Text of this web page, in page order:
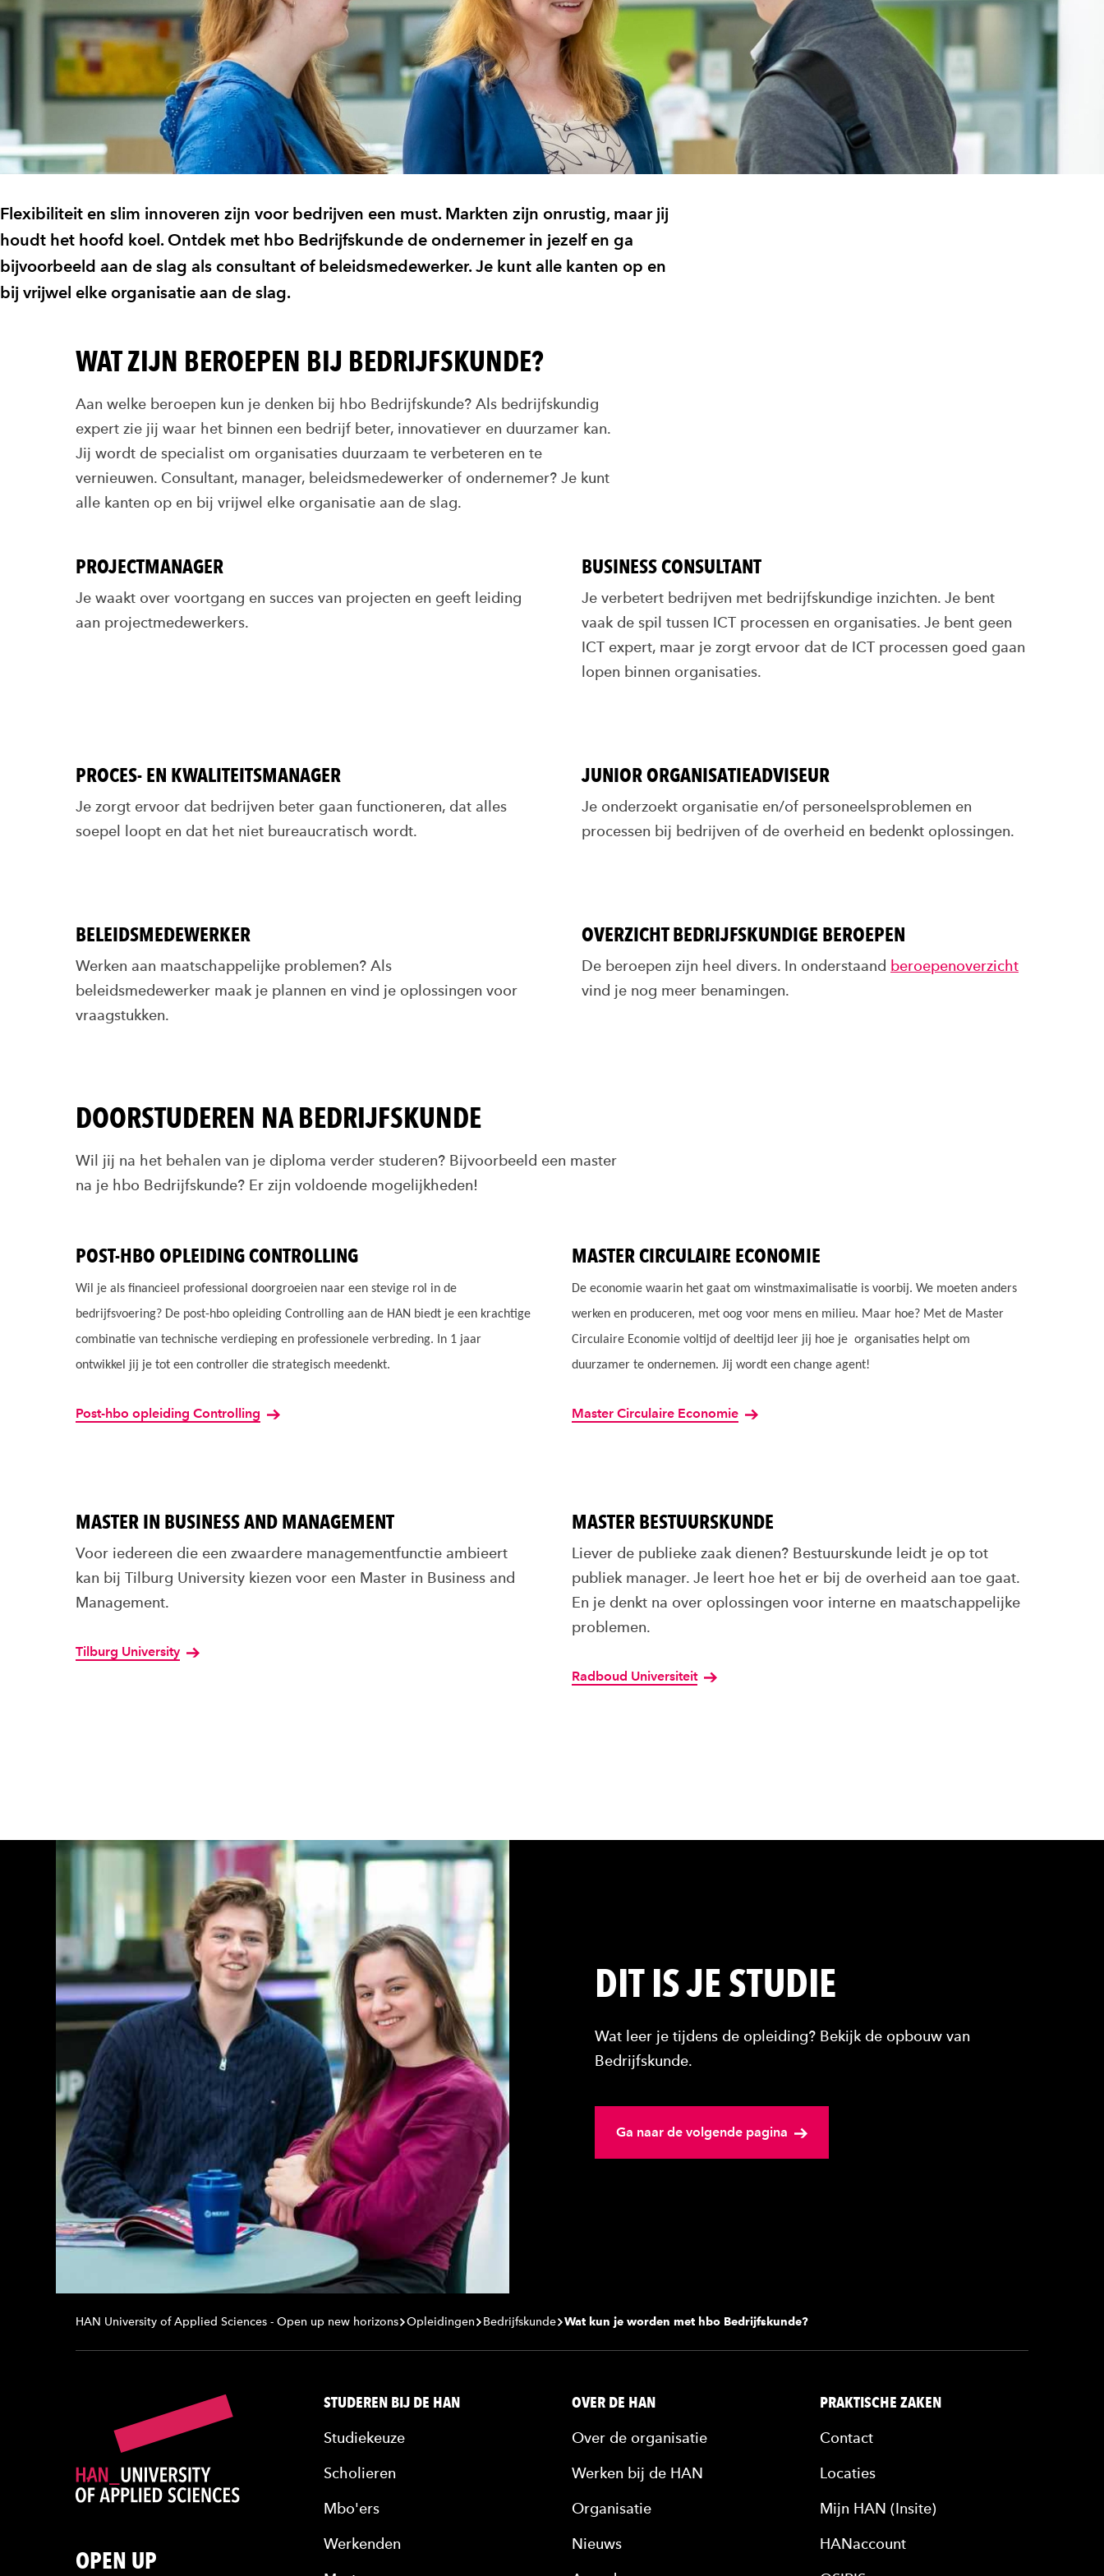
Flexibiliteit en slim innoveren zijn voor bedrijven een must. Markten zijn onrustig, maar jij
houdt het hoofd koel. Ontdek met hbo Bedrijfskunde de ondernemer in jezelf en ga
bijvoorbeeld aan de slag als consultant of beleidsmedewerker. Je kunt alle kanten op en
bij vrijwel elke organisatie aan de slag.
WAT ZIJN BEROEPEN BIJ BEDRIJFSKUNDE?
Aan welke beroepen kun je denken bij hbo Bedrijfskunde? Als bedrijfskundig
expert zie jij waar het binnen een bedrijf beter, innovatiever en duurzamer kan.
Jij wordt de specialist om organisaties duurzaam te verbeteren en te
vernieuwen. Consultant, manager, beleidsmedewerker of ondernemer? Je kunt
alle kanten op en bij vrijwel elke organisatie aan de slag.
PROJECTMANAGER
Je waakt over voortgang en succes van projecten en geeft leiding
aan projectmedewerkers.
BUSINESS CONSULTANT
Je verbetert bedrijven met bedrijfskundige inzichten. Je bent
vaak de spil tussen ICT processen en organisaties. Je bent geen
ICT expert, maar je zorgt ervoor dat de ICT processen goed gaan
lopen binnen organisaties.
PROCES- EN KWALITEITSMANAGER
Je zorgt ervoor dat bedrijven beter gaan functioneren, dat alles
soepel loopt en dat het niet bureaucratisch wordt.
JUNIOR ORGANISATIEADVISEUR
Je onderzoekt organisatie en/of personeelsproblemen en
processen bij bedrijven of de overheid en bedenkt oplossingen.
BELEIDSMEDEWERKER
Werken aan maatschappelijke problemen? Als
beleidsmedewerker maak je plannen en vind je oplossingen voor
vraagstukken.
OVERZICHT BEDRIJFSKUNDIGE BEROEPEN
De beroepen zijn heel divers. In onderstaand beroepenoverzicht
vind je nog meer benamingen.
DOORSTUDEREN NA BEDRIJFSKUNDE
Wil jij na het behalen van je diploma verder studeren? Bijvoorbeeld een master
na je hbo Bedrijfskunde? Er zijn voldoende mogelijkheden!
POST-HBO OPLEIDING CONTROLLING
Wil je als financieel professional doorgroeien naar een stevige rol in de
bedrijfsvoering? De post-hbo opleiding Controlling aan de HAN biedt je een krachtige
combinatie van technische verdieping en professionele verbreding. In 1 jaar
ontwikkel jij je tot een controller die strategisch meedenkt.
Post-hbo opleiding Controlling
MASTER CIRCULAIRE ECONOMIE
De economie waarin het gaat om winstmaximalisatie is voorbij. We moeten anders
werken en produceren, met oog voor mens en milieu. Maar hoe? Met de Master
Circulaire Economie voltijd of deeltijd leer jij hoe je organisaties helpt om
duurzamer te ondernemen. Jij wordt een change agent!
Master Circulaire Economie
MASTER IN BUSINESS AND MANAGEMENT
Voor iedereen die een zwaardere managementfunctie ambieert
kan bij Tilburg University kiezen voor een Master in Business and
Management.
Tilburg University
MASTER BESTUURSKUNDE
Liever de publieke zaak dienen? Bestuurskunde leidt je op tot
publiek manager. Je leert hoe het er bij de overheid aan toe gaat.
En je denkt na over oplossingen voor interne en maatschappelijke
problemen.
Radboud Universiteit
DIT IS JE STUDIE
Wat leer je tijdens de opleiding? Bekijk de opbouw van
Bedrijfskunde.
Ga naar de volgende pagina
HAN University of Applied Sciences - Open up new horizons Opleidingen Bedrijfskunde Wat kun je worden met hbo Bedrijfskunde?
OPEN UP
STUDEREN BIJ DE HAN
Studiekeuze
Scholieren
Mbo'ers
Werkenden
OVER DE HAN
Over de organisatie
Werken bij de HAN
Organisatie
Nieuws
PRAKTISCHE ZAKEN
Contact
Locaties
Mijn HAN (Insite)
HANaccount